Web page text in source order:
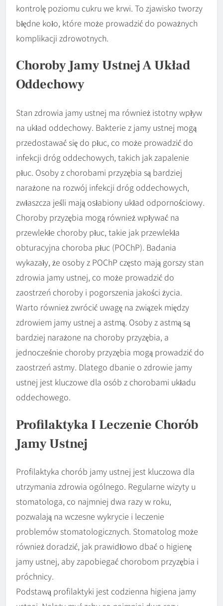
kontrolę poziomu cukru we krwi. To zjawisko tworzy
błędne koło, które może prowadzić do poważnych
komplikacji zdrowotnych.
Choroby Jamy Ustnej A Układ
Oddechowy
Stan zdrowia jamy ustnej ma również istotny wpływ
na układ oddechowy. Bakterie z jamy ustnej mogą
przedostawać się do płuc, co może prowadzić do
infekcji dróg oddechowych, takich jak zapalenie
płuc. Osoby z chorobami przyzębia są bardziej
narażone na rozwój infekcji dróg oddechowych,
zwłaszcza jeśli mają osłabiony układ odpornościowy.
Choroby przyzębia mogą również wpływać na
przewlekłe choroby płuc, takie jak przewlekła
obturacyjna choroba płuc (POChP). Badania
wykazały, że osoby z POChP często mają gorszy stan
zdrowia jamy ustnej, co może prowadzić do
zaostrzeń choroby i pogorszenia jakości życia.
Warto również zwrócić uwagę na związek między
zdrowiem jamy ustnej a astmą. Osoby z astmą są
bardziej narażone na choroby przyzębia, a
jednocześnie choroby przyzębia mogą prowadzić do
zaostrzeń astmy. Dlatego dbanie o zdrowie jamy
ustnej jest kluczowe dla osób z chorobami układu
oddechowego.
Profilaktyka I Leczenie Chorób
Jamy Ustnej
Profilaktyka chorób jamy ustnej jest kluczowa dla
utrzymania zdrowia ogólnego. Regularne wizyty u
stomatologa, co najmniej dwa razy w roku,
pozwalają na wczesne wykrycie i leczenie
problemów stomatologicznych. Stomatolog może
również doradzić, jak prawidłowo dbać o higienę
jamy ustnej, aby zapobiegać chorobom przyzębia i
próchnicy.
Podstawą profilaktyki jest codzienna higiena jamy